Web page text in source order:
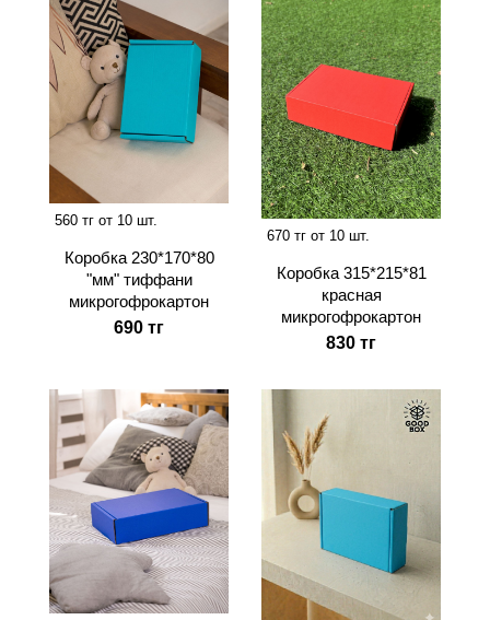
560 тг от 10 шт.
Коробка 230*170*80
"мм" тиффани
микрогофрокартон
690 тг
670 тг от 10 шт.
Коробка 315*215*81
красная
микрогофрокартон
830 тг